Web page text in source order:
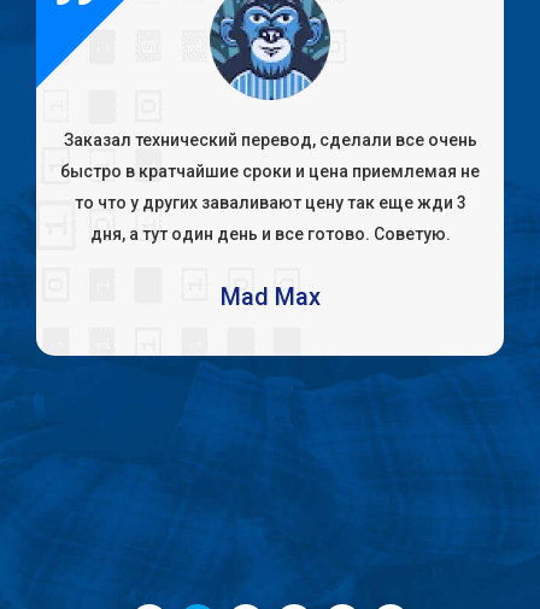
Заказал технический перевод, сделали все очень
быстро в кратчайшие сроки и цена приемлемая не
то что у других заваливают цену так еще жди 3
дня, а тут один день и все готово. Советую.
Mad Max